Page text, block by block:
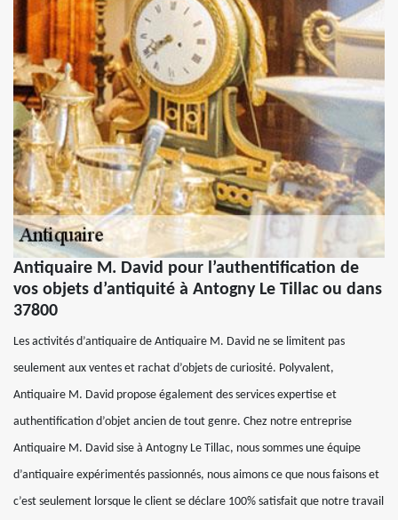
Antiquaire M. David pour l’authentification de
vos objets d’antiquité à Antogny Le Tillac ou dans
37800
Les activités d’antiquaire de Antiquaire M. David ne se limitent pas
seulement aux ventes et rachat d’objets de curiosité. Polyvalent,
Antiquaire M. David propose également des services expertise et
authentification d’objet ancien de tout genre. Chez notre entreprise
Antiquaire M. David sise à Antogny Le Tillac, nous sommes une équipe
d’antiquaire expérimentés passionnés, nous aimons ce que nous faisons et
c’est seulement lorsque le client se déclare 100% satisfait que notre travail